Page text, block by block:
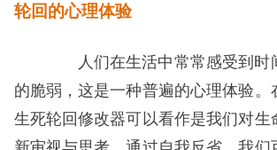
轮回的心理体验
人们在生活中常常感受到时
的脆弱，这是一种普遍的心理体验。
生死轮回修改器可以看作是我们对生